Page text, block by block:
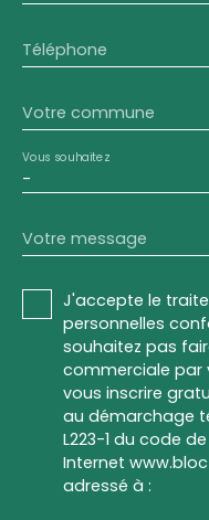
Téléphone
Votre commune
-
Vous souhaitez
Votre message
J'accepte le
personnelles
souhaitez pas
commerciale par
vous inscrire
au démarchage
L223-1 du code
Internet
adressé à :